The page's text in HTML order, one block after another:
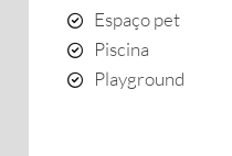
Espaço pet
Piscina
Playground